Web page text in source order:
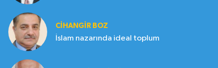
CIHANGIR BOZ
İslam nazarında ideal toplum